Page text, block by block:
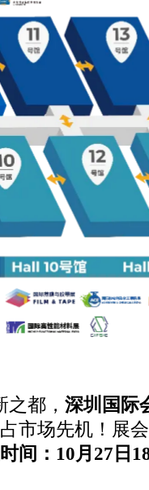
之都， 深圳国际
市场先机！展
间：10月27日